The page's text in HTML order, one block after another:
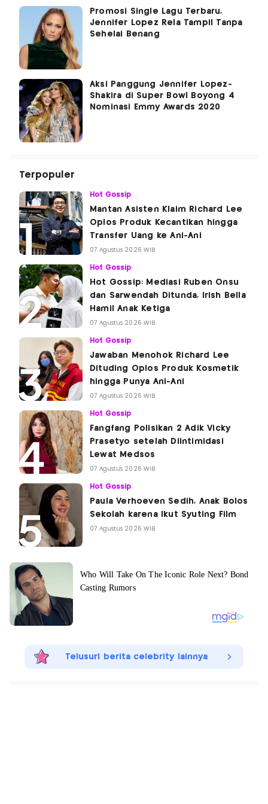
Promosi Single Lagu Terbaru,
Jennifer Lopez Rela Tampil Tanpa
Sehelai Benang
Aksi Panggung Jennifer Lopez-
Shakira di Super Bowl Boyong 4
Nominasi Emmy Awards 2020
Terpopuler
Hot Gossip
Mantan Asisten Klaim Richard Lee
Oplos Produk Kecantikan hingga
Transfer Uang ke Ani-Ani
07 Agustus 2026 WIB
Hot Gossip
Hot Gossip: Mediasi Ruben Onsu
dan Sarwendah Ditunda, Irish Bella
Hamil Anak Ketiga
07 Agustus 2026 WIB
Hot Gossip
Jawaban Menohok Richard Lee
Dituding Oplos Produk Kosmetik
hingga Punya Ani-Ani
07 Agustus 2026 WIB
Hot Gossip
Fangfang Polisikan 2 Adik Vicky
Prasetyo setelah Diintimidasi
Lewat Medsos
07 Agustus 2026 WIB
Hot Gossip
Paula Verhoeven Sedih, Anak Bolos
Sekolah karena Ikut Syuting Film
07 Agustus 2026 WIB
Telusuri berita celebrity lainnya